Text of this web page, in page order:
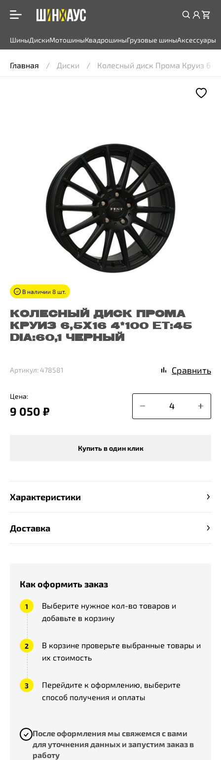
ШиныДискиМотошиныКвадрошиныГрузовые шиныАксессуары
Главная Диски Колесный диск Прома Круиз
КОЛЕСНЫЙ ДИСК ПРОМА
КРУИЗ 6,5X16 4*100 ET:45
DIA:60,1 ЧЕРНЫЙ
В наличии 8 шт.
Цена:
9 050 ₽
Купить в один клик
Артикул: 478581 Сравнить
Как оформить заказ
Выберите нужное кол-во товаров и
добавьте в корзину
В корзине проверьте выбранные товары и
их стоимость
Перейдите к оформлению, выберите
способ получения и оплаты
После оформления мы свяжемся с вами
для уточнения данных и запустим заказ в
работу
Характеристики
Доставка